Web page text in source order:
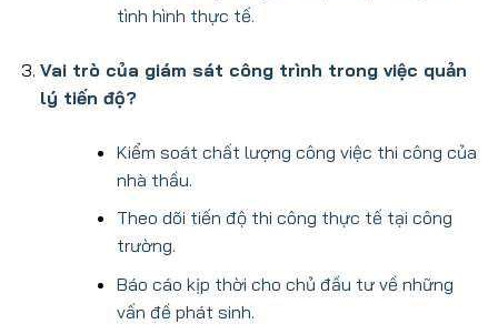
tình hình thực tế.
Vai trò của giám sát công trình trong việc quản
lý tiến độ?
Kiểm soát chất lượng công việc thi công của
nhà thầu.
Theo dõi tiến độ thi công thực tế tại công
trường.
Báo cáo kịp thời cho chủ đầu tư về những
vấn đề phát sinh.